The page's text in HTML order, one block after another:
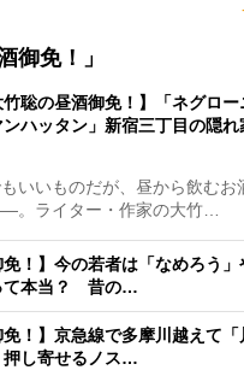
御免！」
竹聡の昼酒御免！】「ネグロー
ンハッタン」新宿三丁目の隠
いいものだが、昼から飲むお
。ライター・作家の大竹…
免！】今の若者は「なめろう
て本当？ 昔の…
免！】京急線で多摩川越えて
し寄せるノス…